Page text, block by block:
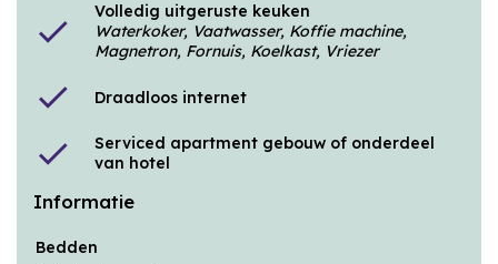
check
Volledig uitgeruste keuken
Waterkoker, Vaatwasser, Koffie machine,
Magnetron, Fornuis, Koelkast, Vriezer
check Draadloos internet
check
Serviced apartment gebouw of onderdeel
van hotel
Informatie
Bedden